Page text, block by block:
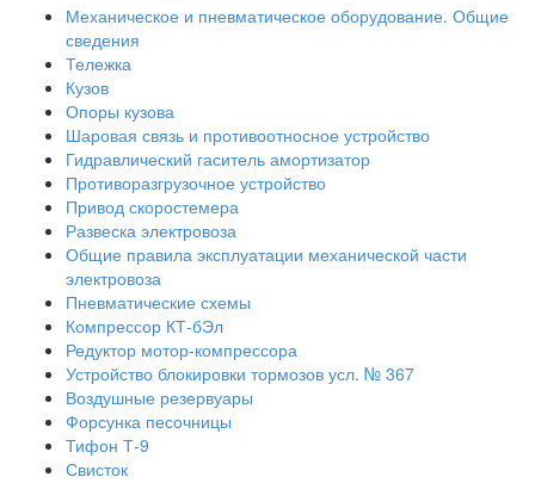
Механическое и пневматическое оборудование. Общие
сведения
Тележка
Кузов
Опоры кузова
Шаровая связь и противоотносное устройство
Гидравлический гаситель амортизатор
Противоразгрузочное устройство
Привод скоростемера
Развеска электровоза
Общие правила эксплуатации механической части
электровоза
Пневматические схемы
Компрессор КТ-бЭл
Редуктор мотор-компрессора
Устройство блокировки тормозов усл. № 367
Воздушные резервуары
Форсунка песочницы
Тифон Т-9
Свисток